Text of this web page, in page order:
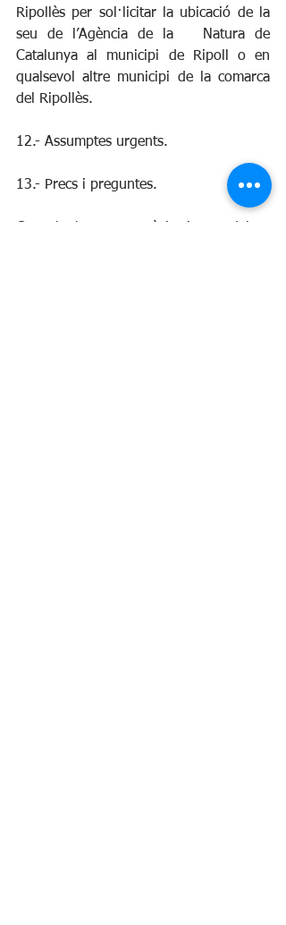
Ripollès per sol·licitar la ubicació de la
seu de l’Agència de la   Natura de
Catalunya al municipi de Ripoll o en
qualsevol altre municipi de la comarca
del Ripollès.
12.- Assumptes urgents.
13.- Precs i preguntes.